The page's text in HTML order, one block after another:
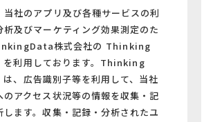
当社のアプリ及び各種サービスの利
析及びマーケティング効果測定のた
株式会社の Thinking
利用しております。Thinking
、広告識別子等を利用して、当社
のアクセス状況等の情報を収集・記
します。収集・記録・分析されたユ